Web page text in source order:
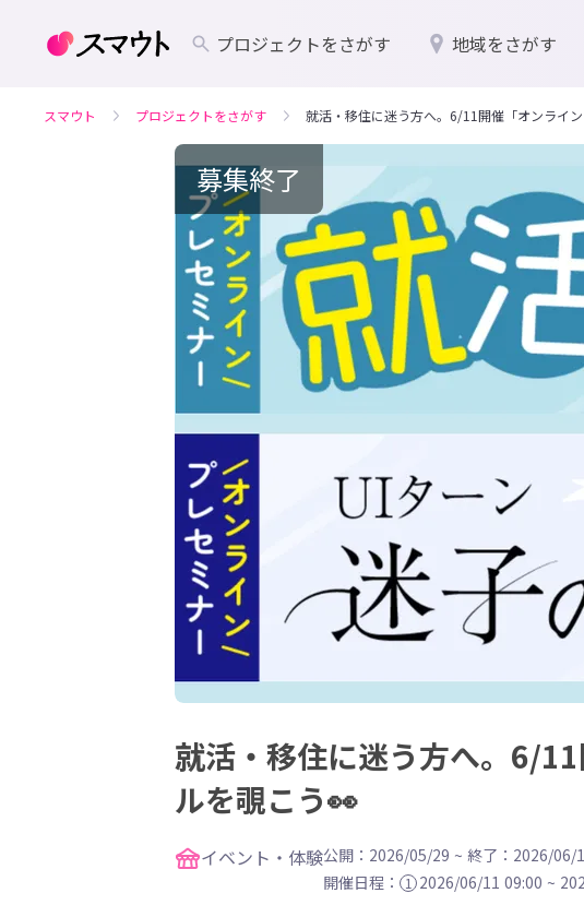
プロジェクトをさがす 地域をさがす
スマウト プロジェクトをさがす 就活・移住に迷う方へ。6/11開催「オンライ
募集終了
就活・移住に迷う方へ。6/
ルを覗こう👀
イベント・体験公開：2026/05/29 ~ 終了：2026/06/
開催日程：
1 2026/06/11 09:00 ~